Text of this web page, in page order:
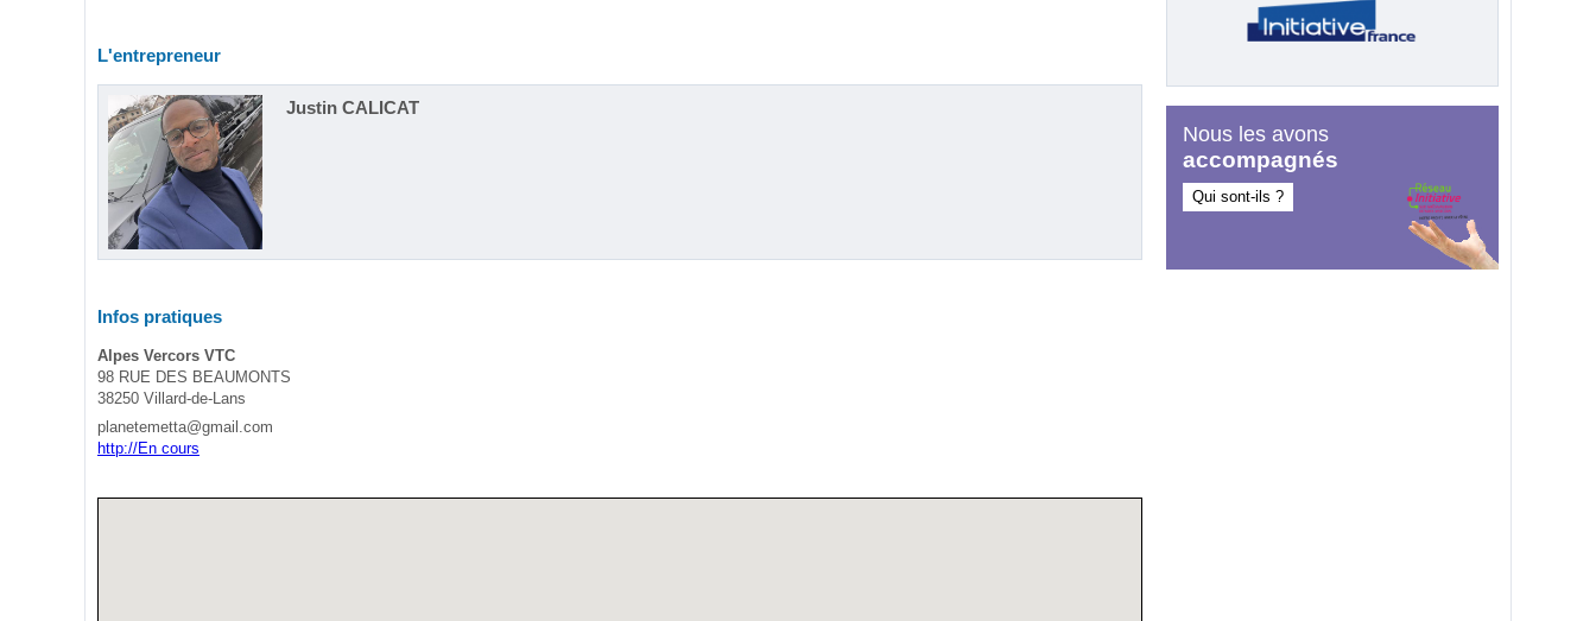
L'entrepreneur
Justin CALICAT
Infos pratiques
Alpes Vercors VTC
98 RUE DES BEAUMONTS
38250 Villard-de-Lans
planetemetta@gmail.com
http://En cours
Nous les avons
accompagnés
Qui sont-ils ?